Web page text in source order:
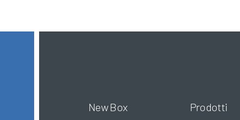
New Box Prodotti